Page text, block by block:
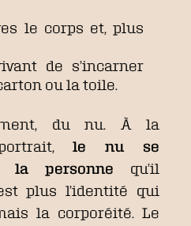
le corps et, plus
de s’incarner
ou la toile.
du nu. À la
le nu se
la personne qu’il
plus l’identité qui
la corporéité. Le